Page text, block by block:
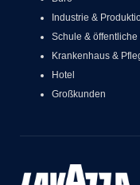
Industrie &
Schule &
Krankenhaus &
Hotel
Großkunden